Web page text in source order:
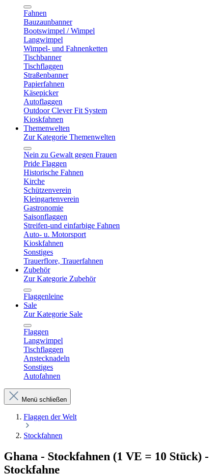
Fahnen
Bauzaunbanner
Bootswimpel / Wimpel
Langwimpel
Wimpel- und Fahnenketten
Tischbanner
Tischflaggen
Straßenbanner
Papierfahnen
Käsepicker
Autoflaggen
Outdoor Clever Fit System
Kioskfahnen
Themenwelten
Zur Kategorie Themenwelten
Nein zu Gewalt gegen Frauen
Pride Flaggen
Historische Fahnen
Kirche
Schützenverein
Kleingartenverein
Gastronomie
Saisonflaggen
Streifen-und einfarbige Fahnen
Auto- u. Motorsport
Kioskfahnen
Sonstiges
Trauerflore, Trauerfahnen
Zubehör
Zur Kategorie Zubehör
Flaggenleine
Sale
Zur Kategorie Sale
Flaggen
Langwimpel
Tischflaggen
Anstecknadeln
Sonstiges
Autofahnen
Menü schließen
Flaggen der Welt
Stockfahnen
Ghana - Stockfahnen (1 VE = 10 Stück) -
Stockfahne